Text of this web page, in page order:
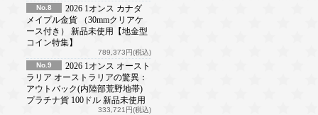
No.8
2026 1オンス カナダ
メイプル金貨 （30mmクリアケ
ース付き） 新品未使用【地金型
コイン特集】
789,373円(税込)
No.9
2026 1オンス オースト
ラリア オーストラリアの驚異：
アウトバック(内陸部荒野地帯)
プラチナ貨 100ドル 新品未使用
333,721円(税込)